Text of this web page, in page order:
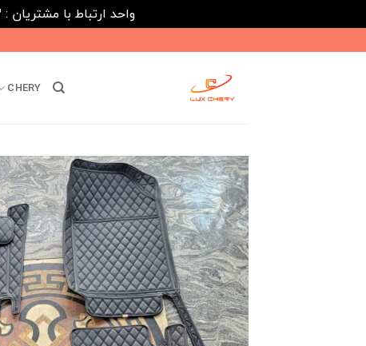
واحد ارتباط با مشتریان : 02182808933 ---- ارتباط در پیامرسان های داخلی ایتا، روبیکا و بله : 09031116395
to
CHERY